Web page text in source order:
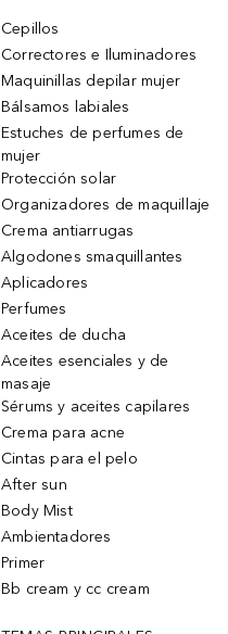
Cepillos
Correctores e Iluminadores
Maquinillas depilar mujer
Bálsamos labiales
Estuches de perfumes de
mujer
Protección solar
Organizadores de maquillaje
Crema antiarrugas
Algodones smaquillantes
Aplicadores
Perfumes
Aceites de ducha
Aceites esenciales y de
masaje
Sérums y aceites capilares
Crema para acne
Cintas para el pelo
After sun
Body Mist
Ambientadores
Primer
Bb cream y cc cream